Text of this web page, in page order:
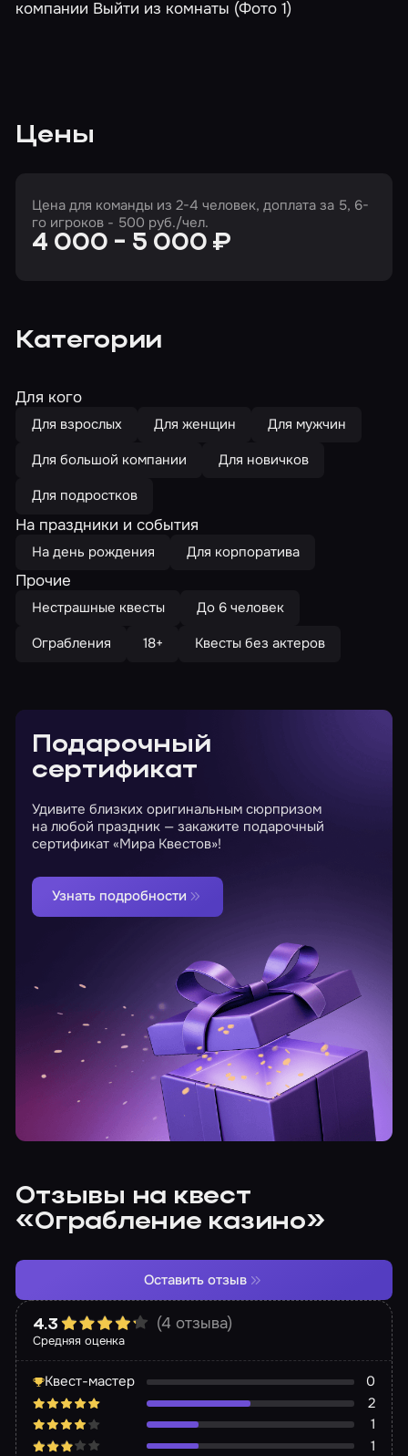
Цены
Цена для команды из 2-4 человек, доплата за 5, 6-
го игроков - 500 руб./чел.
4 000 - 5 000 ₽
Категории
Для кого
Для взрослых Для женщин
Для мужчин
Для большой компании
Для новичков
Для подростков
На праздники и события
На день рождения Для корпоратива
Прочие
Нестрашные квесты
До 6 человек
Ограбления
18+ Квесты без актеров
Подарочный
сертификат
Удивите близких оригинальным сюрпризом
на любой праздник — закажите подарочный
сертификат «Мира Квестов»!
Узнать подробности
Отзывы на квест
«Ограбление казино»
Средняя оценка
4.3 (4 отзыва)
Квест-мастер
0
2
1
1
Оставить отзыв